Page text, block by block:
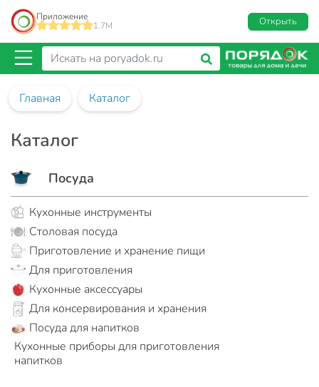
Приложение
1.7M
Открыть
Главная Каталог
Каталог
Посуда
Кухонные инструменты
Столовая посуда
Приготовление и хранение пищи
Для приготовления
Кухонные аксессуары
Для консервирования и хранения
Посуда для напитков
Кухонные приборы для приготовления
напитков